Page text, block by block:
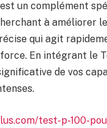
un complément
à améliorer
qui agit
En intégrant le
de vos
test-p-100-